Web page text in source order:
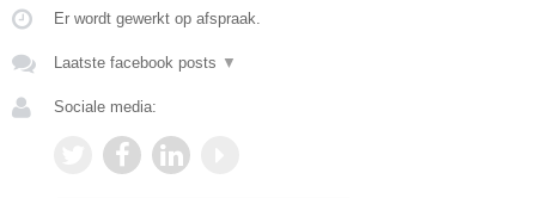
Er wordt gewerkt op afspraak.
Laatste facebook posts ▼
Sociale media: